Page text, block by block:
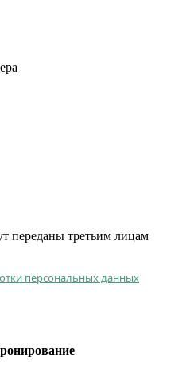
переданы третьим лицам
персональных данных